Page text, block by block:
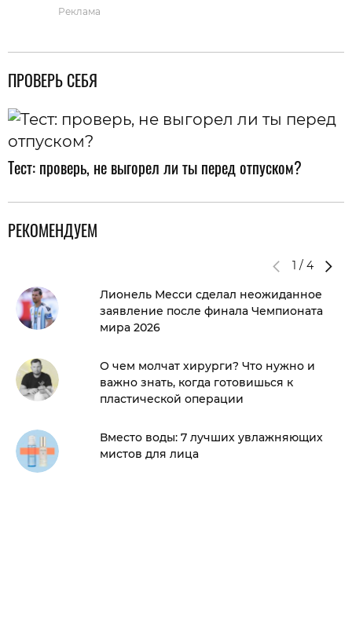
Реклама
ПРОВЕРЬ СЕБЯ
Тест: проверь, не выгорел ли ты перед отпуском?
РЕКОМЕНДУЕМ
1 / 4
Лионель Месси сделал неожиданное
заявление после финала Чемпионата
мира 2026
О чем молчат хирурги? Что нужно и
важно знать, когда готовишься к
пластической операции
Вместо воды: 7 лучших увлажняющих
мистов для лица